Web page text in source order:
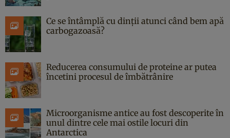
Ce se întâmplă cu dinții atunci când bem apă
carbogazoasă?
Reducerea consumului de proteine ar putea
încetini procesul de îmbătrânire
Microorganisme antice au fost descoperite în
unul dintre cele mai ostile locuri din
Antarctica